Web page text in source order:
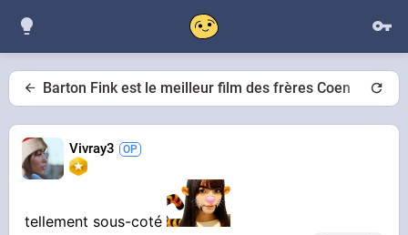
Barton Fink est le meilleur film des frères Coen
Vivray3
tellement sous-coté